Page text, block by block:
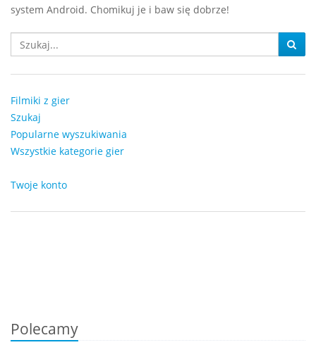
system Android. Chomikuj je i baw się dobrze!
Filmiki z gier
Szukaj
Popularne wyszukiwania
Wszystkie kategorie gier
Twoje konto
Polecamy